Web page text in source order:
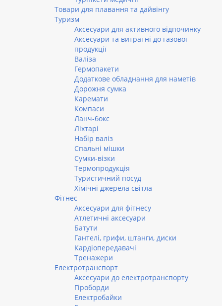
Товари для плавання та дайвінгу
Туризм
Аксесуари для активного відпочинку
Аксесуари та витратні до газової
продукції
Валіза
Гермопакети
Додаткове обладнання для наметів
Дорожня сумка
Каремати
Компаси
Ланч-бокс
Ліхтарі
Набір валіз
Спальні мішки
Сумки-візки
Термопродукція
Туристичний посуд
Хімічні джерела світла
Фітнес
Аксесуари для фітнесу
Атлетичні аксесуари
Батути
Гантелі, грифи, штанги, диски
Кардіопередавачі
Тренажери
Електротранспорт
Аксесуари до електротранспорту
Гіроборди
Електробайки